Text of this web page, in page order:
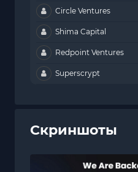
Circle Ventures
Shima Capital
Redpoint Ventures
Superscrypt
Скриншоты